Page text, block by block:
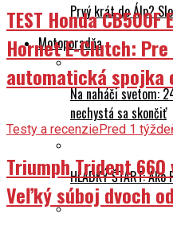
Prvý krát do Álp?
Motoporadňa
Na naháči svetom:
nechystá sa skončiť
HLADKÝ ŠTART: Ako
TEST Honda
Hornet E-Clutch:
automatická spojka
Testy a recenziePred 1
Triumph Trident 660
Veľký súboj dvoch